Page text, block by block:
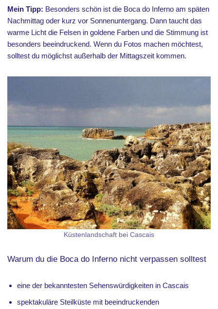
Mein Tipp: Besonders schön ist die Boca do Inferno am späten
Nachmittag oder kurz vor Sonnenuntergang. Dann taucht das
warme Licht die Felsen in goldene Farben und die Stimmung ist
besonders beeindruckend. Wenn du Fotos machen möchtest,
solltest du möglichst außerhalb der Mittagszeit kommen.
Küstenlandschaft bei Cascais
Warum du die Boca do Inferno nicht verpassen solltest
eine der bekanntesten Sehenswürdigkeiten in Cascais
spektakuläre Steilküste mit beeindruckenden